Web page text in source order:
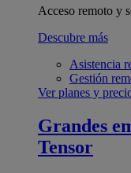
Acceso remoto y
Descubre más
Asistencia
Gestión
Ver planes y
Grandes
Tensor